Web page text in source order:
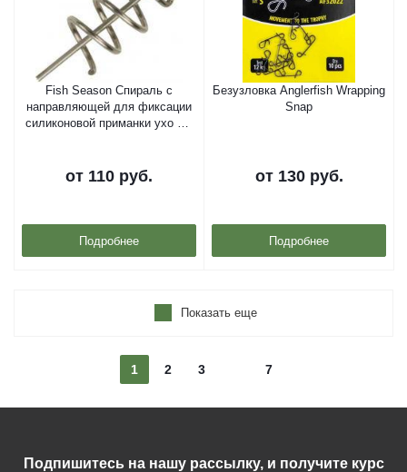
Fish Season Спираль с
направляющей для фиксации
силиконовой приманки ухо ф3
от 110 руб.
Подробнее
Безузловка Anglerfish Wrapping
Snap
от 130 руб.
Подробнее
Показать еще
1 2 3 7
Подпишитесь на нашу рассылку, и получите курс